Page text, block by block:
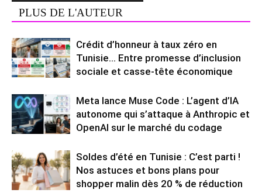
PLUS DE L'AUTEUR
Crédit d’honneur à taux zéro en
Tunisie… Entre promesse d’inclusion
sociale et casse-tête économique
Meta lance Muse Code : L’agent d’IA
autonome qui s’attaque à Anthropic et
OpenAI sur le marché du codage
Soldes d’été en Tunisie : C’est parti !
Nos astuces et bons plans pour
shopper malin dès 20 % de réduction